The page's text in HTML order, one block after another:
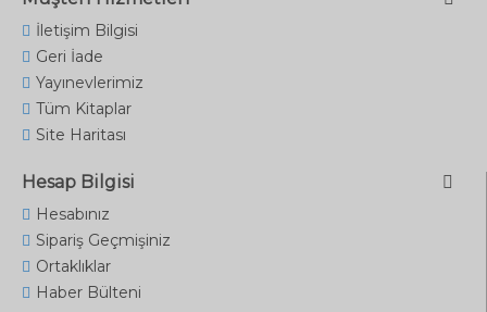
İletişim Bilgisi
Geri İade
Yayınevlerimiz
Tüm Kitaplar
Site Haritası
Hesap Bilgisi
Hesabınız
Sipariş Geçmişiniz
Ortaklıklar
Haber Bülteni